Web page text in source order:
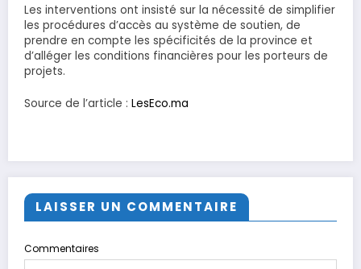
Les interventions ont insisté sur la nécessité de simplifier
les procédures d’accès au système de soutien, de
prendre en compte les spécificités de la province et
d’alléger les conditions financières pour les porteurs de
projets.
Source de l’article : LesEco.ma
LAISSER UN COMMENTAIRE
Commentaires